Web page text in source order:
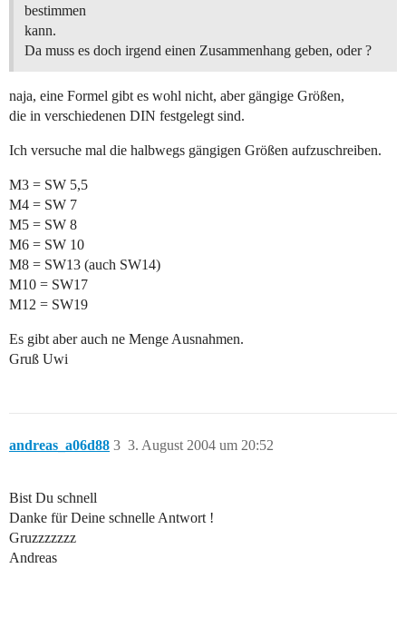
bestimmen
kann.
Da muss es doch irgend einen Zusammenhang geben, oder ?
naja, eine Formel gibt es wohl nicht, aber gängige Größen,
die in verschiedenen DIN festgelegt sind.
Ich versuche mal die halbwegs gängigen Größen aufzuschreiben.
M3 = SW 5,5
M4 = SW 7
M5 = SW 8
M6 = SW 10
M8 = SW13 (auch SW14)
M10 = SW17
M12 = SW19
Es gibt aber auch ne Menge Ausnahmen.
Gruß Uwi
andreas_a06d88 3. August 2004 um 20:52
3
Bist Du schnell
Danke für Deine schnelle Antwort !
Gruzzzzzzz
Andreas